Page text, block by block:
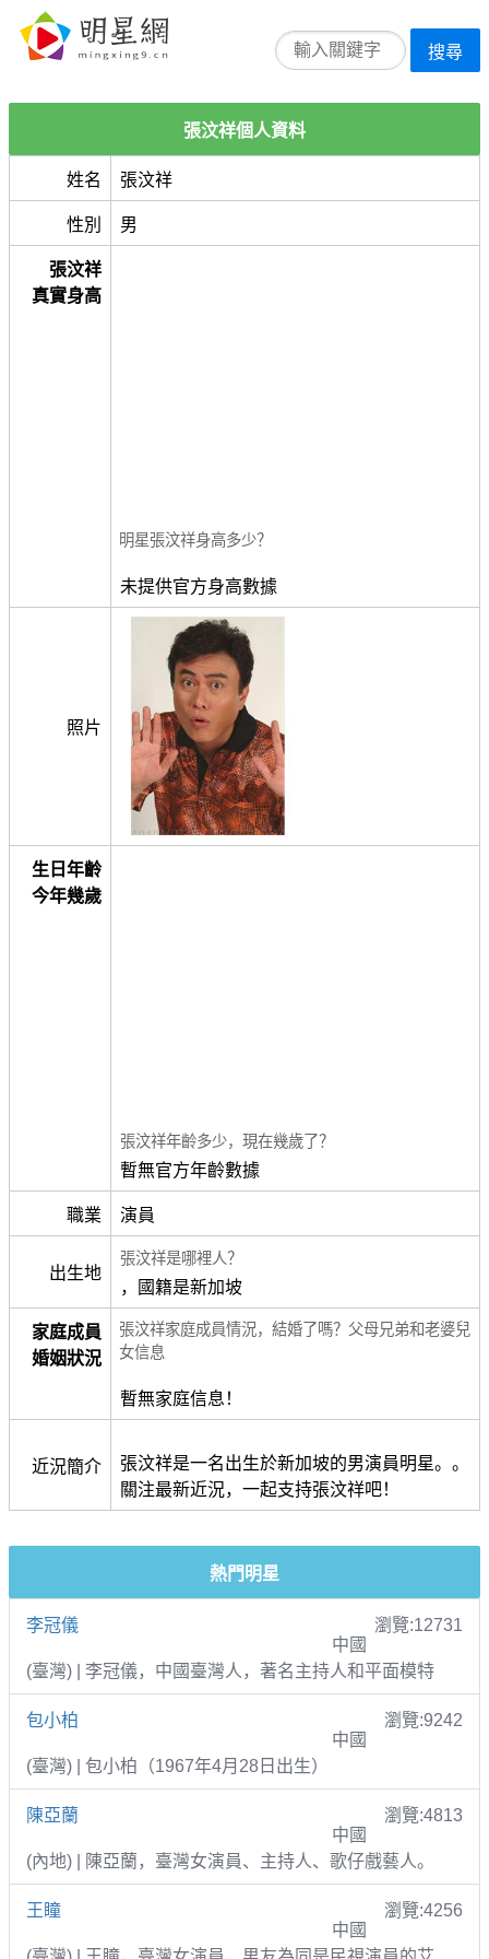
搜尋
張汶祥個人資料
姓名 張汶祥
性別 男
張汶祥
真實身高
明星張汶祥身高多少？
未提供官方身高數據
照片
生日年齡
今年幾歲
張汶祥年齡多少，現在幾歲了？
暫無官方年齡數據
職業 演員
出生地
張汶祥是哪裡人？
，國籍是新加坡
家庭成員
婚姻狀況
張汶祥家庭成員情況，結婚了嗎？父母兄弟和老婆兒
女信息
暫無家庭信息！
近況簡介
張汶祥是一名出生於新加坡的男演員明星。。
關注最新近況，一起支持張汶祥吧！
熱門明星
李冠儀
瀏覽:12731
中國
(臺灣) | 李冠儀，中國臺灣人，著名主持人和平面模特
包小柏
瀏覽:9242
中國
(臺灣) | 包小柏（1967年4月28日出生）
陳亞蘭
瀏覽:4813
中國
(內地) | 陳亞蘭，臺灣女演員、主持人、歌仔戲藝人。
王瞳
瀏覽:4256
中國